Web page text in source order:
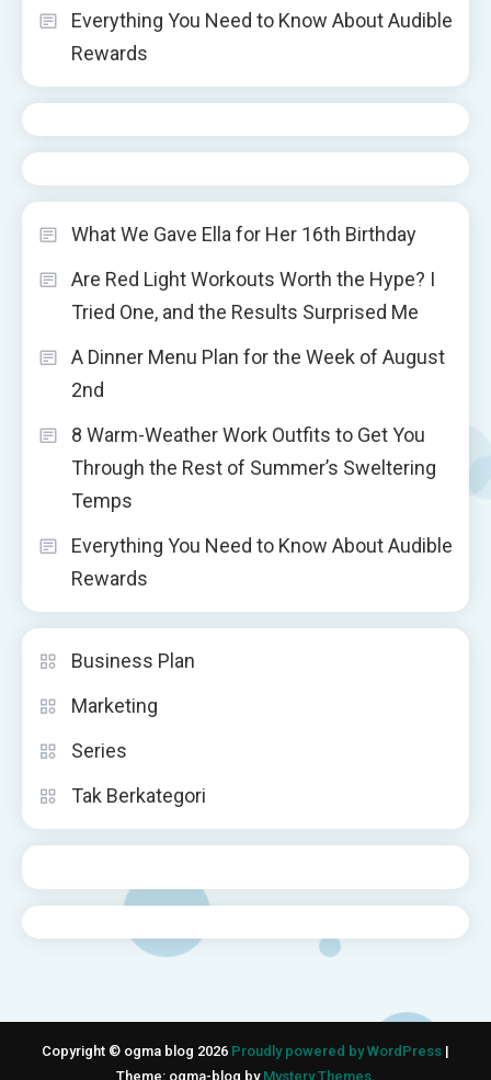
Everything You Need to Know About Audible
Rewards
What We Gave Ella for Her 16th Birthday
Are Red Light Workouts Worth the Hype? I
Tried One, and the Results Surprised Me
A Dinner Menu Plan for the Week of August
2nd
8 Warm-Weather Work Outfits to Get You
Through the Rest of Summer’s Sweltering
Temps
Everything You Need to Know About Audible
Rewards
Business Plan
Marketing
Series
Tak Berkategori
Copyright © ogma blog 2026 Proudly powered by WordPress |
Theme: ogma-blog by Mystery Themes.